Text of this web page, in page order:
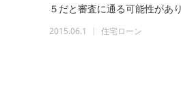
５だと審査に通る可能性があ
2015.06.1 住宅ローン